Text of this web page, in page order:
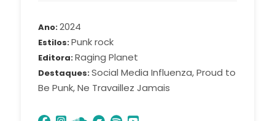
Ano 2024
Estilos Punk rock
Editora Raging Planet
Destaques Social Media Influenza, Proud to
Be Punk, Ne Travaillez Jamais